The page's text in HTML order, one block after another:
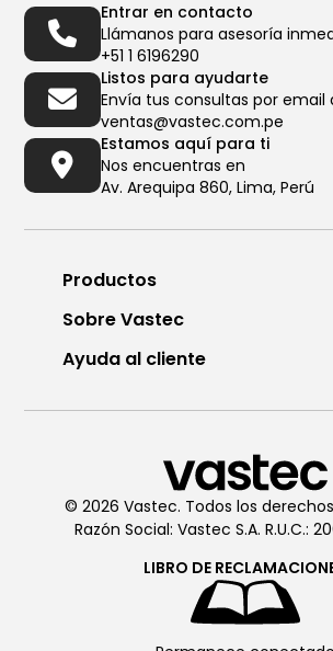
De Lunes a
a 6:00pm
Chatea con
De Lunes a
a 6:00pm
Entrar en contacto
Llámanos para asesoría
+51 1 6196290
Listos para ayudarte
Envía tus consultas por email
ventas@vastec.com.pe
Estamos aquí para ti
Nos encuentras en
Av. Arequipa 860, Lima, Perú
Productos
Sobre Vastec
Ayuda al cliente
© 2026 Vastec. Todos los
Razón Social: Vastec S.A. R.U.C.:
LIBRO DE